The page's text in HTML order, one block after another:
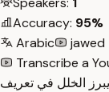
Accuracy: 95%
Arabic
jawed
Transcribe a
الخلل في تعريف